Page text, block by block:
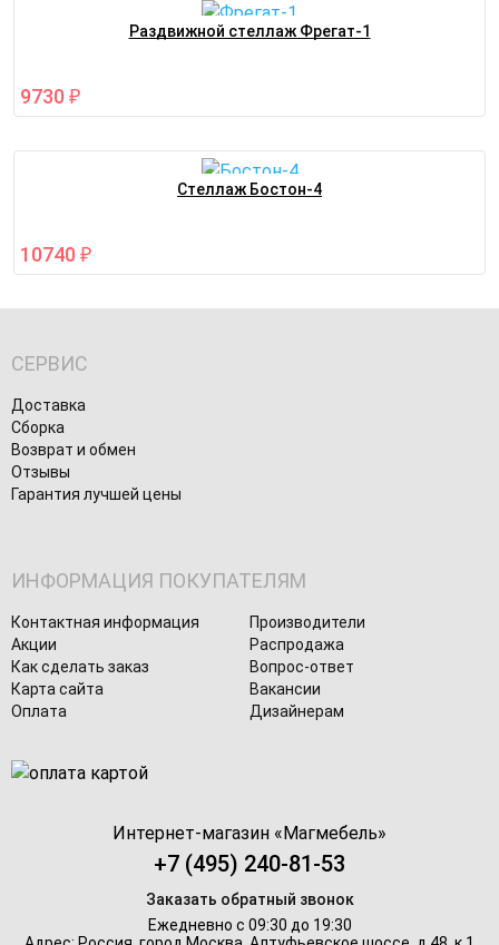
Раздвижной стеллаж Фрегат-1
9730 ₽
Стеллаж Бостон-4
10740 ₽
СЕРВИС
Доставка
Сборка
Возврат и обмен
Отзывы
Гарантия лучшей цены
ИНФОРМАЦИЯ ПОКУПАТЕЛЯМ
Контактная информация
Производители
Акции
Распродажа
Как сделать заказ
Вопрос-ответ
Карта сайта
Вакансии
Оплата
Дизайнерам
Интернет-магазин «Магмебель»
+7 (495) 240-81-53
Заказать обратный звонок
Ежедневно с 09:30 до 19:30